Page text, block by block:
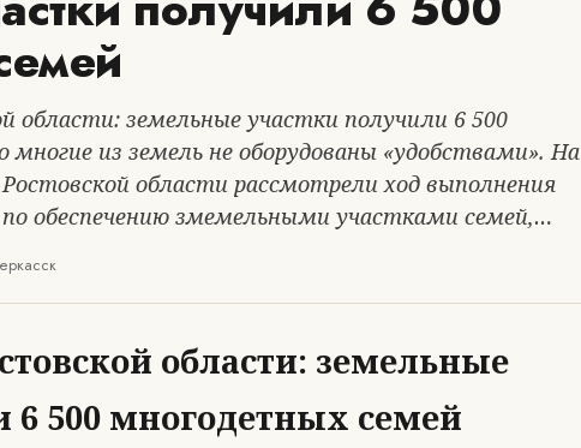
области: земельные участки получили 6 500
из земель не оборудованы «удобствами». На
области рассмотрели ход выполнения
по обеспечению змемельными участками семей,…
области: земельные
6 500 многодетных семей